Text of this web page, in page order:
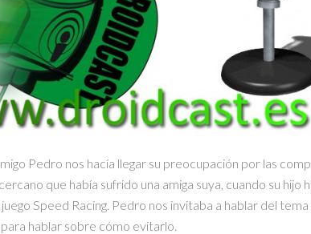
Pedro nos hacía llegar su preocupación por las
que había sufrido una amiga suya, cuando su hijo
Speed Racing. Pedro nos invitaba a hablar del
hablar sobre cómo evitarlo.